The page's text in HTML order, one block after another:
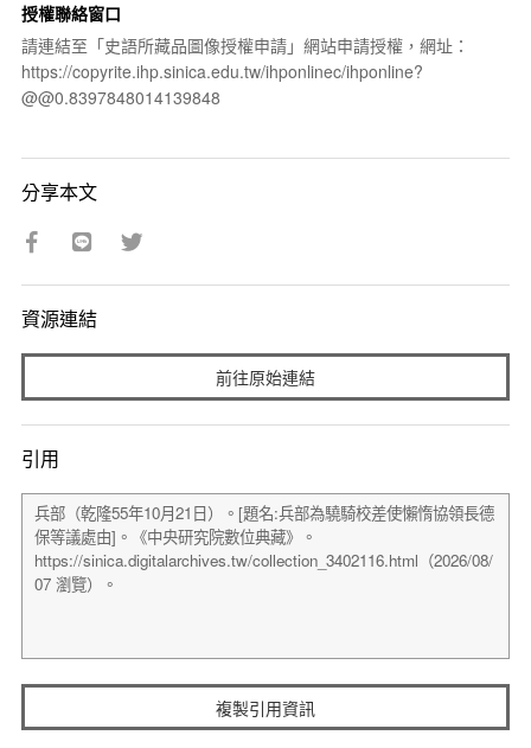
授權聯絡窗口
請連結至「史語所藏品圖像授權申請」網站申請授權，網址：
https://copyrite.ihp.sinica.edu.tw/ihponlinec/ihponline?
@@0.8397848014139848
分享本文
資源連結
前往原始連結
引用
複製引用資訊